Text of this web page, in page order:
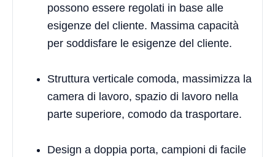
possono essere regolati in base alle
esigenze del cliente. Massima capacità
per soddisfare le esigenze del cliente.
Struttura verticale comoda, massimizza la
camera di lavoro, spazio di lavoro nella
parte superiore, comodo da trasportare.
Design a doppia porta, campioni di facile